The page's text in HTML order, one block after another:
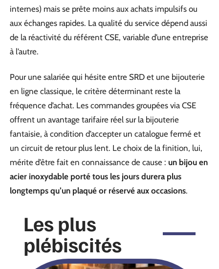
internes) mais se prête moins aux achats impulsifs ou
aux échanges rapides. La qualité du service dépend aussi
de la réactivité du référent CSE, variable d’une entreprise
à l’autre.
Pour une salariée qui hésite entre SRD et une bijouterie
en ligne classique, le critère déterminant reste la
fréquence d’achat. Les commandes groupées via CSE
offrent un avantage tarifaire réel sur la bijouterie
fantaisie, à condition d’accepter un catalogue fermé et
un circuit de retour plus lent. Le choix de la finition, lui,
mérite d’être fait en connaissance de cause : un bijou en
acier inoxydable porté tous les jours durera plus
longtemps qu’un plaqué or réservé aux occasions.
Les plus
plébiscités